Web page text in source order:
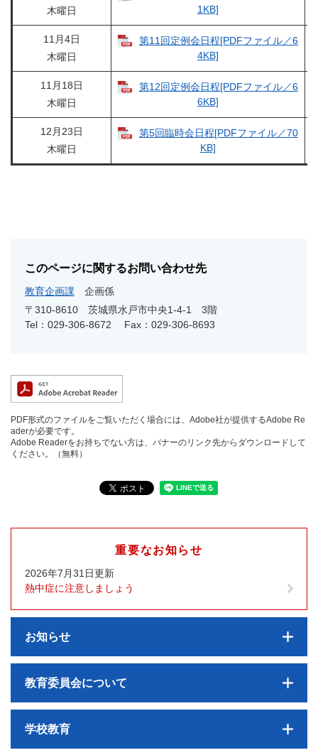
木曜日 1KB]
11月4日
木曜日
第11回定例会日程[PDFファイル／6
4KB]
11月18日
木曜日
第12回定例会日程[PDFファイル／6
6KB]
12月23日
木曜日
第5回臨時会日程[PDFファイル／70
KB]
このページに関するお問い合わせ先
教育企画課
企画係
〒310-8610
茨城県水戸市中央1-4-1 3階
Tel：029-306-8672
Fax：029-306-8693
PDF形式のファイルをご覧いただく場合には、Adobe社が提供するAdobe Re
aderが必要です。
Adobe Readerをお持ちでない方は、バナーのリンク先からダウンロードして
ください。（無料）
重要なお知らせ
2026年7月31日更新
熱中症に注意しましょう
お知らせ
教育委員会について
学校教育